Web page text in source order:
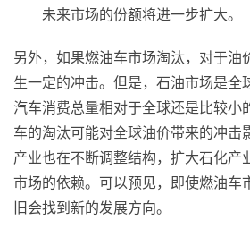
未来市场的份额将进一步扩大。
另外，如果燃油车市场淘汰，对于油
生一定的冲击。但是，石油市场是全
汽车消费总量相对于全球还是比较小
车的淘汰可能对全球油价带来的冲击
产业也在不断调整结构，扩大石化产
市场的依赖。可以预见，即使燃油车
旧会找到新的发展方向。